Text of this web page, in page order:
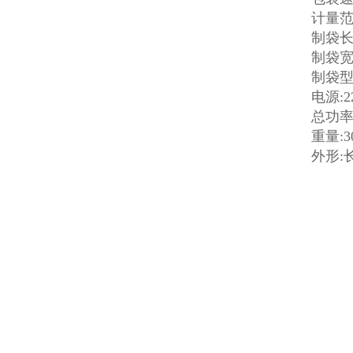
计量
制袋
制袋
制袋
电源
总功
重量
外形: